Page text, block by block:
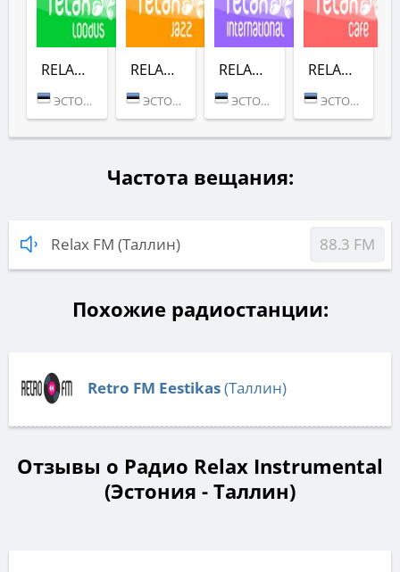
RELAX LOODUS
ЭСТОНИЯ (ТАЛЛИН)
RELAX JAZZ
ЭСТОНИЯ (ТАЛЛИН)
RELAX INTERNATIONAL
ЭСТОНИЯ (ТАЛЛИН)
RELAX CAFE
ЭСТОНИЯ (ТАЛЛИН)
Частота вещания:
Relax FM (Таллин) 88.3 FM
Похожие радиостанции:
Retro FM Eestikas(Таллин)
Отзывы о Радио Relax Instrumental
(Эстония - Таллин)